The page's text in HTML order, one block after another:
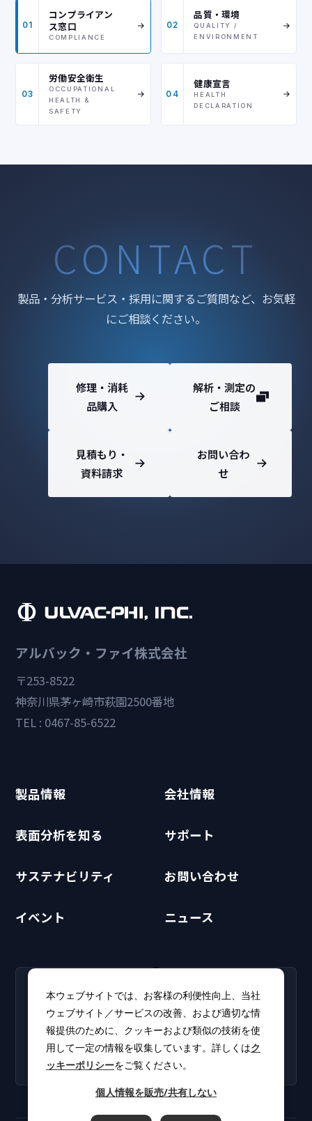
01
コンプライアン
ス窓口
COMPLIANCE
02
品質・環境
QUALITY /
ENVIRONMENT
03
労働安全衛生
OCCUPATIONAL
HEALTH &
SAFETY
04
健康宣言
HEALTH
DECLARATION
CONTACT
製品・分析サービス・採用に関するご質問など、お気軽
にご相談ください。
修理・消耗
品購入
解析・測定の
ご相談
見積もり・
資料請求
お問い合わ
せ
アルバック・ファイ株式会社
〒253-8522
神奈川県茅ヶ崎市萩園2500番地
TEL : 0467-85-6522
製品情報 会社情報
表面分析を知る サポート
サステナビリティ お問い合わせ
イベント ニュース
採用情報
新卒・キャリア採用情報を
掲載しています。
CLUB PHI（会員専
用）
ソフトウェアアップデート
やカタログをダウンロー
ド。
本ウェブサイトでは、お客様の利便性向上、当社
ウェブサイト／サービスの改善、および適切な情
報提供のために、クッキーおよび類似の技術を使
用して一定の情報を収集しています。詳しくはク
ッキーポリシーをご覧ください。
個人情報を販売/共有しない